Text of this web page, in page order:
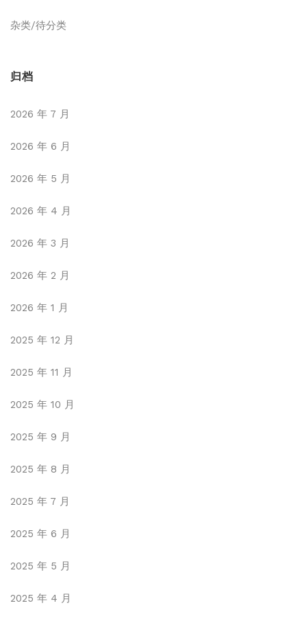
杂类/待分类
归档
2026 年 7 月
2026 年 6 月
2026 年 5 月
2026 年 4 月
2026 年 3 月
2026 年 2 月
2026 年 1 月
2025 年 12 月
2025 年 11 月
2025 年 10 月
2025 年 9 月
2025 年 8 月
2025 年 7 月
2025 年 6 月
2025 年 5 月
2025 年 4 月